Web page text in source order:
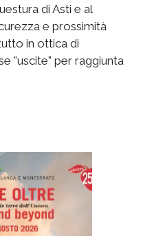
di Asti e al
e prossimità
in ottica di
"uscite" per raggiunta